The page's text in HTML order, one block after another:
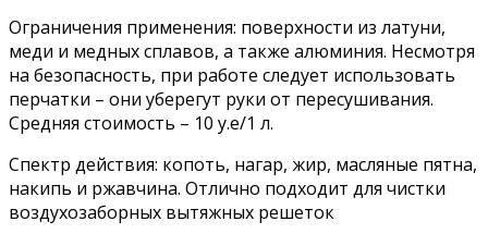
Ограничения применения: поверхности из латуни,
меди и медных сплавов, а также алюминия. Несмотря
на безопасность, при работе следует использовать
перчатки – они уберегут руки от пересушивания.
Средняя стоимость – 10 у.е/1 л.
Спектр действия: копоть, нагар, жир, масляные пятна,
накипь и ржавчина. Отлично подходит для чистки
воздухозаборных вытяжных решеток